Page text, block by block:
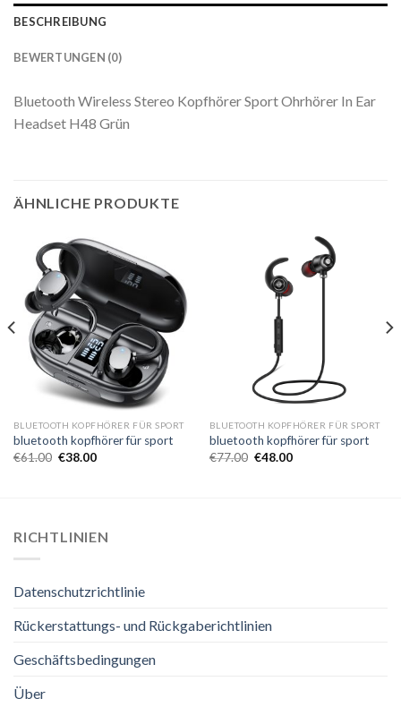
BESCHREIBUNG
BEWERTUNGEN (0)
Bluetooth Wireless Stereo Kopfhörer Sport Ohrhörer In Ear
Headset H48 Grün
ÄHNLICHE PRODUKTE
BLUETOOTH KOPFHÖRER FÜR SPORT
bluetooth kopfhörer für sport
€61.00 €38.00
BLUETOOTH KOPFHÖRER FÜR SPORT
bluetooth kopfhörer für sport
€77.00 €48.00
RICHTLINIEN
Datenschutzrichtlinie
Rückerstattungs- und Rückgaberichtlinien
Geschäftsbedingungen
Über